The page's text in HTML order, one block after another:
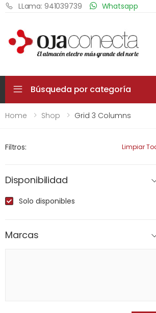
LLama: 941039739 Whatsapp
Búsqueda por categoría
Home Shop Grid 3 Columns
Filtros: Limpiar
Disponibilidad
Solo disponibles
Marcas